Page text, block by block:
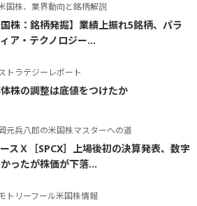
国株、業界動向と銘柄解説
国株：銘柄発掘】業績上振れ5銘柄、パラ
ア・テクノロジー...
トラテジーレポート
株の調整は底値をつけたか
元兵八郎の米国株マスターへの道
スＸ［SPCX］上場後初の決算発表、数字
ったが株価が下落...
トリーフール米国株情報